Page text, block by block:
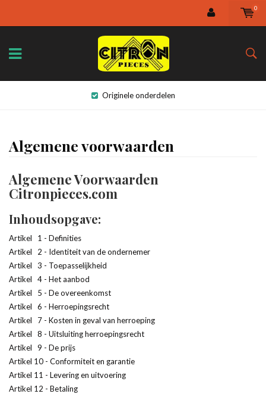
0
Originele onderdelen
Algemene voorwaarden
Algemene Voorwaarden
Citronpieces.com
Inhoudsopgave:
Artikel 1 - Definities
Artikel 2 - Identiteit van de ondernemer
Artikel 3 - Toepasselijkheid
Artikel 4 - Het aanbod
Artikel 5 - De overeenkomst
Artikel 6 - Herroepingsrecht
Artikel 7 - Kosten in geval van herroeping
Artikel 8 - Uitsluiting herroepingsrecht
Artikel 9 - De prijs
Artikel 10 - Conformiteit en garantie
Artikel 11 - Levering en uitvoering
Artikel 12 - Betaling